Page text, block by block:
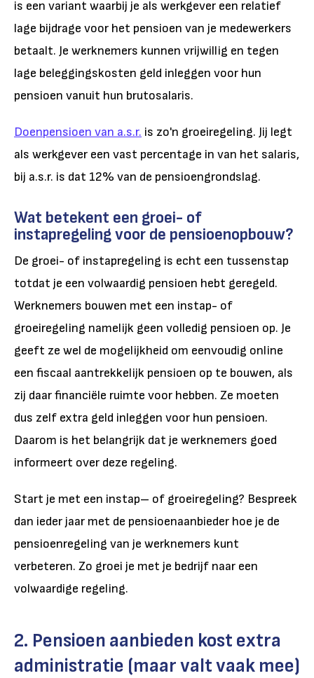
is een variant waarbij je als werkgever een relatief
lage bijdrage voor het pensioen van je medewerkers
betaalt. Je werknemers kunnen vrijwillig en tegen
lage beleggingskosten geld inleggen voor hun
pensioen vanuit hun brutosalaris.
Doenpensioen van a.s.r. is zo'n groeiregeling. Jij legt
als werkgever een vast percentage in van het salaris,
bij a.s.r. is dat 12% van de pensioengrondslag.
Wat betekent een groei- of
instapregeling voor de pensioenopbouw?
De groei- of instapregeling is echt een tussenstap
totdat je een volwaardig pensioen hebt geregeld.
Werknemers bouwen met een instap- of
groeiregeling namelijk geen volledig pensioen op. Je
geeft ze wel de mogelijkheid om eenvoudig online
een fiscaal aantrekkelijk pensioen op te bouwen, als
zij daar financiële ruimte voor hebben. Ze moeten
dus zelf extra geld inleggen voor hun pensioen.
Daarom is het belangrijk dat je werknemers goed
informeert over deze regeling.
Start je met een instap– of groeiregeling? Bespreek
dan ieder jaar met de pensioenaanbieder hoe je de
pensioenregeling van je werknemers kunt
verbeteren. Zo groei je met je bedrijf naar een
volwaardige regeling.
2. Pensioen aanbieden kost extra
administratie (maar valt vaak mee)